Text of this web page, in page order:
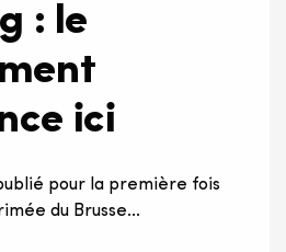
: le
ici
pour la première fois
du Brusse...